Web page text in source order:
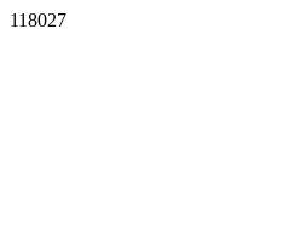
118027